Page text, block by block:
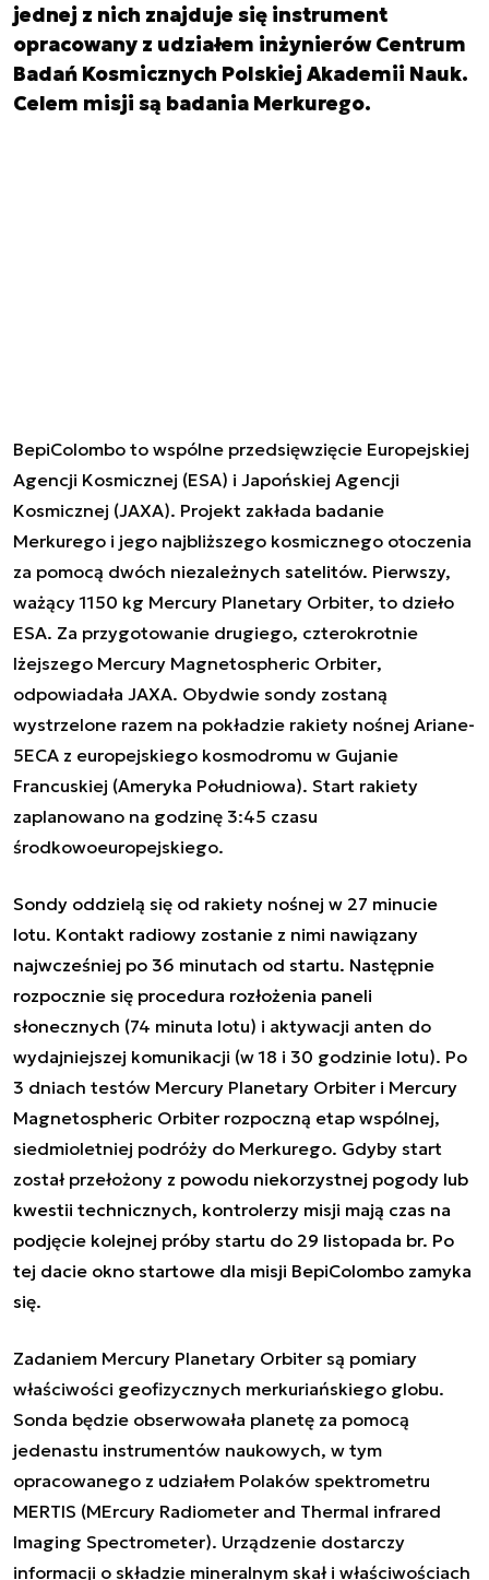
jednej z nich znajduje się instrument
opracowany z udziałem inżynierów Centrum
Badań Kosmicznych Polskiej Akademii Nauk.
Celem misji są badania Merkurego.
BepiColombo to wspólne przedsięwzięcie Europejskiej
Agencji Kosmicznej (ESA) i Japońskiej Agencji
Kosmicznej (JAXA). Projekt zakłada badanie
Merkurego i jego najbliższego kosmicznego otoczenia
za pomocą dwóch niezależnych satelitów. Pierwszy,
ważący 1150 kg Mercury Planetary Orbiter, to dzieło
ESA. Za przygotowanie drugiego, czterokrotnie
lżejszego Mercury Magnetospheric Orbiter,
odpowiadała JAXA. Obydwie sondy zostaną
wystrzelone razem na pokładzie rakiety nośnej Ariane-
5ECA z europejskiego kosmodromu w Gujanie
Francuskiej (Ameryka Południowa). Start rakiety
zaplanowano na godzinę 3:45 czasu
środkowoeuropejskiego.
Sondy oddzielą się od rakiety nośnej w 27 minucie
lotu. Kontakt radiowy zostanie z nimi nawiązany
najwcześniej po 36 minutach od startu. Następnie
rozpocznie się procedura rozłożenia paneli
słonecznych (74 minuta lotu) i aktywacji anten do
wydajniejszej komunikacji (w 18 i 30 godzinie lotu). Po
3 dniach testów Mercury Planetary Orbiter i Mercury
Magnetospheric Orbiter rozpoczną etap wspólnej,
siedmioletniej podróży do Merkurego. Gdyby start
został przełożony z powodu niekorzystnej pogody lub
kwestii technicznych, kontrolerzy misji mają czas na
podjęcie kolejnej próby startu do 29 listopada br. Po
tej dacie okno startowe dla misji BepiColombo zamyka
się.
Zadaniem Mercury Planetary Orbiter są pomiary
właściwości geofizycznych merkuriańskiego globu.
Sonda będzie obserwowała planetę za pomocą
jedenastu instrumentów naukowych, w tym
opracowanego z udziałem Polaków spektrometru
MERTIS (MErcury Radiometer and Thermal infrared
Imaging Spectrometer). Urządzenie dostarczy
informacji o składzie mineralnym skał i właściwościach